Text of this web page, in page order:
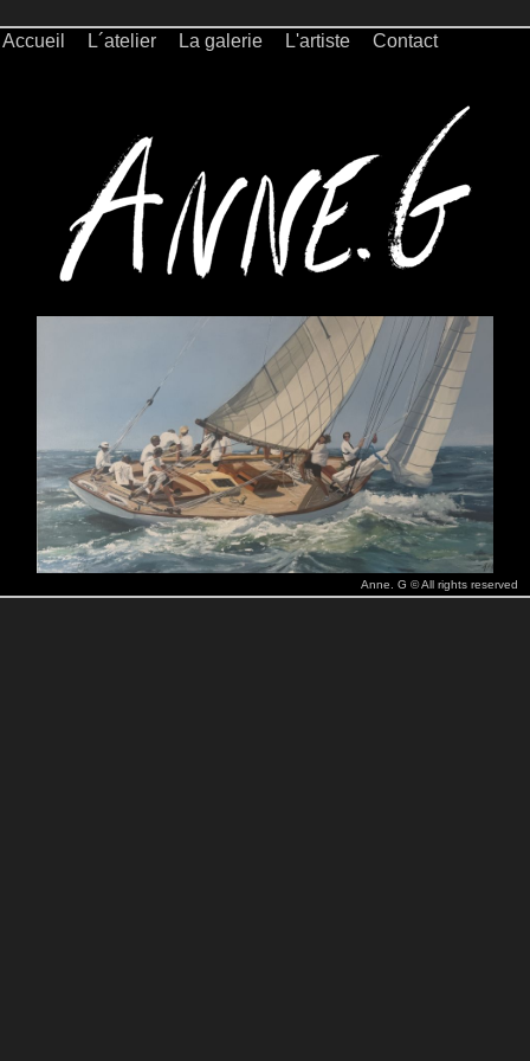
Accueil L´atelier La galerie L'artiste Contact
Anne. G © All rights reserved